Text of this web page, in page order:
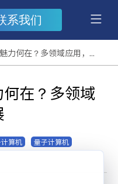
系我们
？多领域应用，赋能未来发展
在？多领域
算机
量子计算机